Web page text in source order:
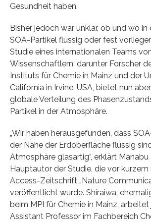
Gesundheit haben.
Bisher jedoch war unklar, ob und wo
SOA-Partikel flüssig oder fest
Studie eines internationalen Teams
Wissenschaftlern, darunter Forscher
Instituts für Chemie in Mainz und der
California in Irvine, USA, bietet nun
globale Verteilung des
Partikel in der Atmosphäre.
„Wir haben herausgefunden, dass
der Nähe der Erdoberfläche flüssig
Atmosphäre glasartig“, erklärt Manabu
Hauptautor der Studie, die vor kurzem
Access-Zeitschrift „Nature
veröffentlicht wurde. Shiraiwa,
beim MPI für Chemie in Mainz,
Assistant Professor im Fachbereich